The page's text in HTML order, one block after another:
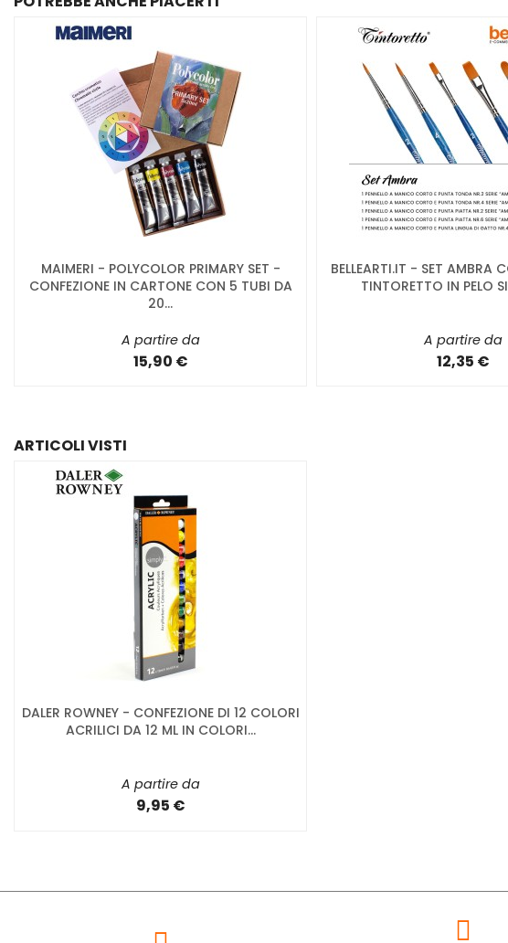
MAIMERI - POLYCOLOR PRIMARY SET -
CONFEZIONE IN CARTONE CON 5 TUBI DA
20...
A partire da
15,90 €
BELLEARTI.IT - SET AMBRA
TINTORETTO IN PELO
A partire da
12,35 €
ARTICOLI VISTI
DALER ROWNEY - CONFEZIONE DI 12 COLORI
ACRILICI DA 12 ML IN COLORI...
A partire da
9,95 €